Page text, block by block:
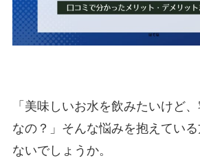
「美味しいお水を飲みたいけど
なの？」そんな悩みを抱えてい
ないでしょうか。